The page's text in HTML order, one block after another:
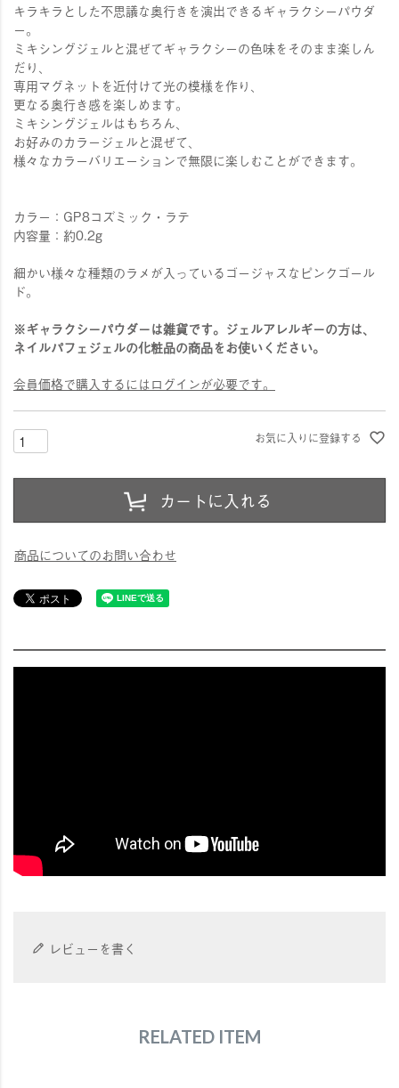
キラキラとした不思議な奥行きを演出できるギャラクシーパウダ
ー。
ミキシングジェルと混ぜてギャラクシーの色味をそのまま楽しん
だり、
専用マグネットを近付けて光の模様を作り、
更なる奥行き感を楽しめます。
ミキシングジェルはもちろん、
お好みのカラージェルと混ぜて、
様々なカラーバリエーションで無限に楽しむことができます。
カラー：GP8コズミック・ラテ
内容量：約0.2g
細かい様々な種類のラメが入っているゴージャスなピンクゴール
ド。
※ギャラクシーパウダーは雑貨です。ジェルアレルギーの方は、
ネイルパフェジェルの化粧品の商品をお使いください。
会員価格で購入するにはログインが必要です。
お気に入りに登録する
カートに入れる
商品についてのお問い合わせ
レビューを書く
RELATED ITEM